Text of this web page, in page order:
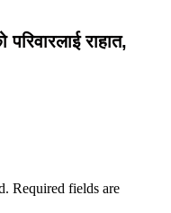
राहात,
Required fields are